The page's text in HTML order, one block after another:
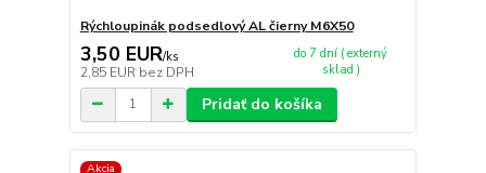
Rýchloupinák podsedlový AL čierny M6X50
3,50 EUR/ks
2,85 EUR bez DPH
do 7 dní ( externý
sklad )
Pridať do košíka
Akcia